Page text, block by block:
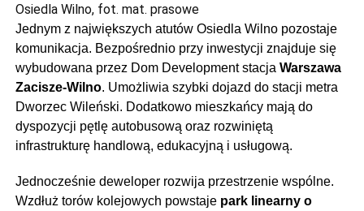
Osiedla Wilno, fot. mat. prasowe
Jednym z największych atutów Osiedla Wilno pozostaje
komunikacja. Bezpośrednio przy inwestycji znajduje się
wybudowana przez Dom Development stacja Warszawa
Zacisze-Wilno. Umożliwia szybki dojazd do stacji metra
Dworzec Wileński. Dodatkowo mieszkańcy mają do
dyspozycji pętlę autobusową oraz rozwiniętą
infrastrukturę handlową, edukacyjną i usługową.
Jednocześnie deweloper rozwija przestrzenie wspólne.
Wzdłuż torów kolejowych powstaje park linearny o